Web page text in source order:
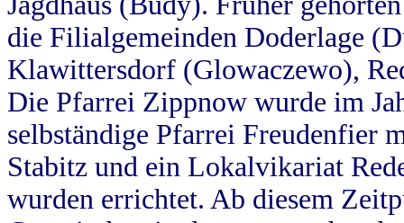
die Filialgemeinden Doderlage
Klawittersdorf (Glowaczewo),
Die Pfarrei Zippnow wurde im
selbständige Pfarrei Freudenfier
Stabitz und ein Lokalvikariat
wurden errichtet. Ab diesem